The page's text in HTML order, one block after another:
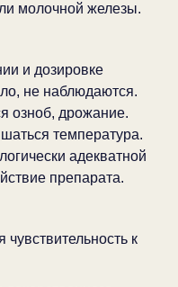
молочной железы.
и дозировке
не наблюдаются.
озноб, дрожание.
температура.
адекватной
препарата.
к